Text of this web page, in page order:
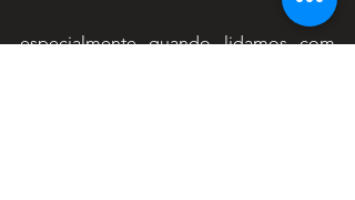
especialmente quando lidamos com